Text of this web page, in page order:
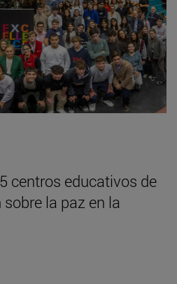
centros educativos de
la paz en la